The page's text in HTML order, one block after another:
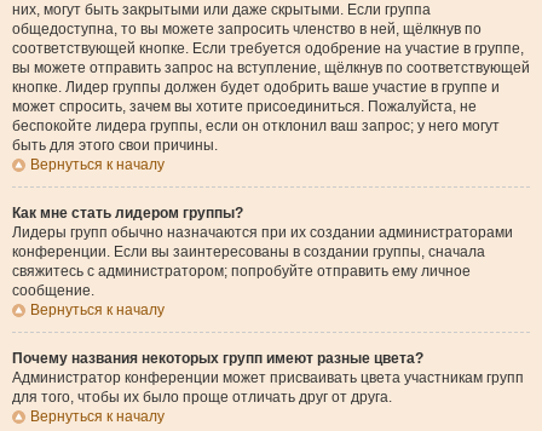
них, могут быть закрытыми или даже скрытыми. Если группа
общедоступна, то вы можете запросить членство в ней, щёлкнув по
соответствующей кнопке. Если требуется одобрение на участие в группе,
вы можете отправить запрос на вступление, щёлкнув по соответствующей
кнопке. Лидер группы должен будет одобрить ваше участие в группе и
может спросить, зачем вы хотите присоединиться. Пожалуйста, не
беспокойте лидера группы, если он отклонил ваш запрос; у него могут
быть для этого свои причины.
Вернуться к началу
Как мне стать лидером группы?
Лидеры групп обычно назначаются при их создании администраторами
конференции. Если вы заинтересованы в создании группы, сначала
свяжитесь с администратором; попробуйте отправить ему личное
сообщение.
Вернуться к началу
Почему названия некоторых групп имеют разные цвета?
Администратор конференции может присваивать цвета участникам групп
для того, чтобы их было проще отличать друг от друга.
Вернуться к началу